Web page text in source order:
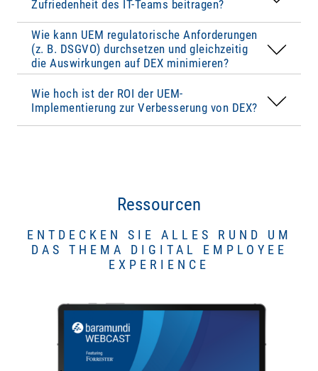
Zufriedenheit des IT-Teams beitragen?
Wie kann UEM regulatorische Anforderungen
(z. B. DSGVO) durchsetzen und gleichzeitig
die Auswirkungen auf DEX minimieren?
Hürden oder Performanceverluste beeinträchtigt
werden.So wird Datenschutz erfolgreich
umgesetzt, ohne die Digital Employee
Experience zu stören.
Wie hoch ist der ROI der UEM-
Implementierung zur Verbesserung von DEX?
wennUEMhilft, manuelle Prozesse zu
automatisieren und IT-Ressourcen effizienter
einzusetzen.
Link zu: www.baramundi.com/de-de/whitepaper-
roi/
Ressourcen
ENTDECKEN SIE ALLES RUND UM
DAS THEMA DIGITAL EMPLOYEE
EXPERIENCE